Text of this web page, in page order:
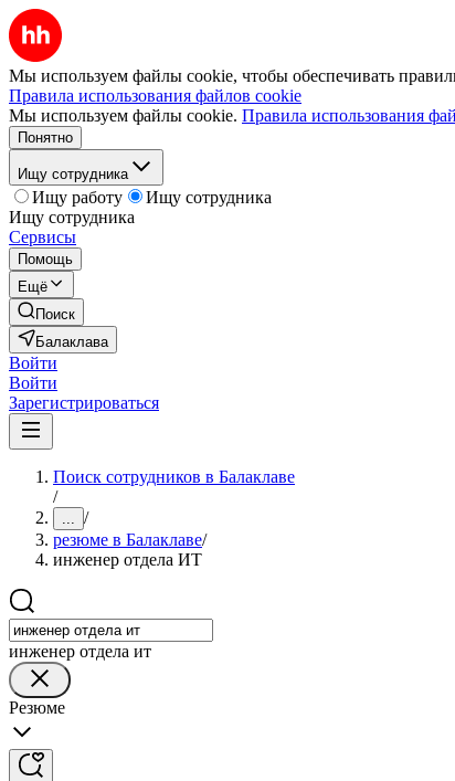
Мы используем файлы cookie, чтобы обеспечивать
Правила использования файлов cookie
Мы используем файлы cookie. Правила использования
Понятно
Ищу сотрудника
Ищу работу
Ищу сотрудника
Ищу сотрудника
Сервисы
Помощь
Ещё
Поиск
Балаклава
Войти
Войти
Зарегистрироваться
Поиск сотрудников в Балаклаве
/
... /
резюме в Балаклаве/
инженер отдела ИТ
инженер отдела ит
Резюме